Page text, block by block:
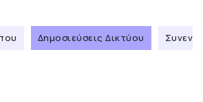
Δημοσιεύσεις Δικτύου